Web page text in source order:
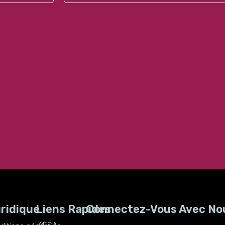
Liens RapidesConnectez-Vous Avec